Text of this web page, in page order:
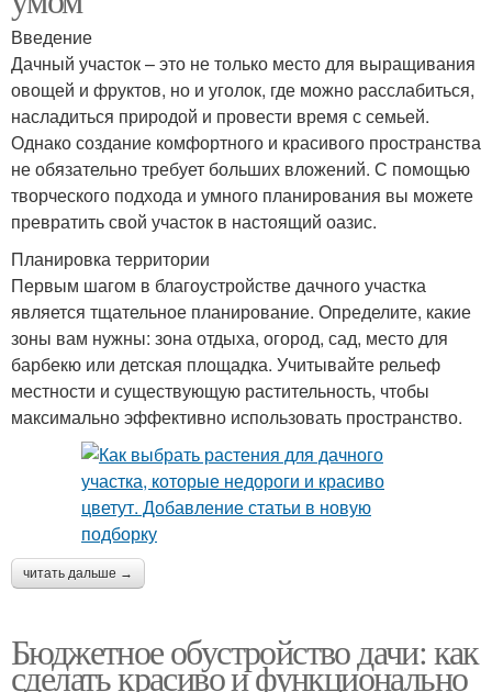
Введение
Дачный участок – это не только место для выращивания
овощей и фруктов, но и уголок, где можно расслабиться,
насладиться природой и провести время с семьей.
Однако создание комфортного и красивого пространства
не обязательно требует больших вложений. С помощью
творческого подхода и умного планирования вы можете
превратить свой участок в настоящий оазис.
Планировка территории
Первым шагом в благоустройстве дачного участка
является тщательное планирование. Определите, какие
зоны вам нужны: зона отдыха, огород, сад, место для
барбекю или детская площадка. Учитывайте рельеф
местности и существующую растительность, чтобы
максимально эффективно использовать пространство.
читать дальше →
Бюджетное обустройство дачи: как
сделать красиво и функционально